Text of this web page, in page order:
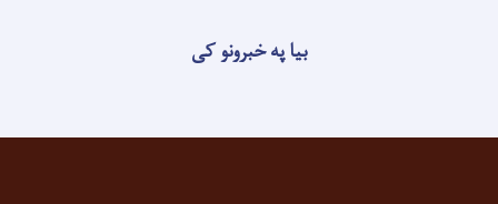
بیا په خبرونو کی